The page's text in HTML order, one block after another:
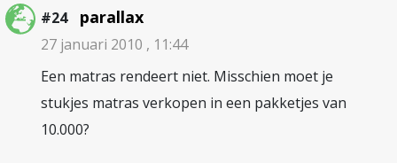
#24 parallax
27 januari 2010 , 11:44
Een matras rendeert niet. Misschien moet je
stukjes matras verkopen in een pakketjes van
10.000?